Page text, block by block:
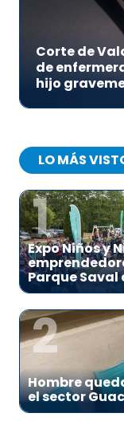
Corte de
de
hijo
LO MÁS
1
Expo Niños y
Parque
2
Hombre
el sector